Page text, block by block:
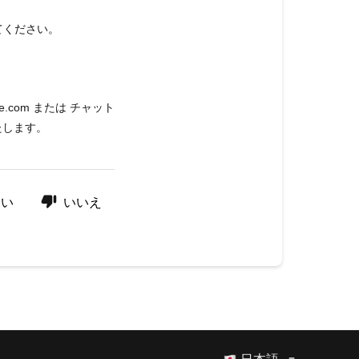
ださい。
または チャット
ます。
いいえ